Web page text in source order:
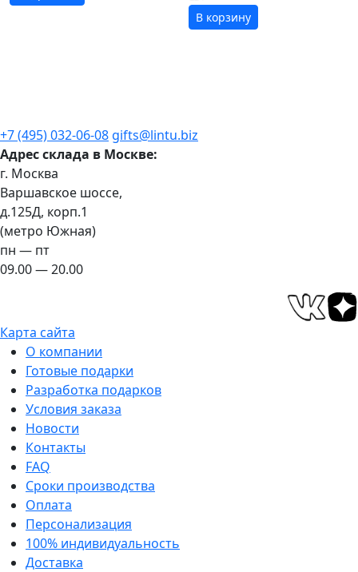
В корзину
+7 (495) 032-06-08 gifts@lintu.biz
Адрес склада в Москве:
г. Москва
Варшавское шоссе,
д.125Д, корп.1
(метро Южная)
пн — пт
09.00 — 20.00
Карта сайта
О компании
Готовые подарки
Разработка подарков
Условия заказа
Новости
Контакты
FAQ
Сроки производства
Оплата
Персонализация
100% индивидуальность
Доставка